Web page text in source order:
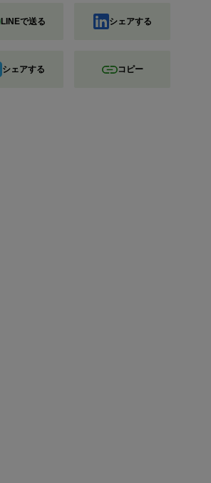
LINEで送る シェアする
シェアする コピー